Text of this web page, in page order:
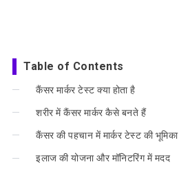
Table of Contents
कैंसर मार्कर टेस्ट क्या होता है
शरीर में कैंसर मार्कर कैसे बनते हैं
कैंसर की पहचान में मार्कर टेस्ट की भूमिका
इलाज की योजना और मॉनिटरिंग में मदद